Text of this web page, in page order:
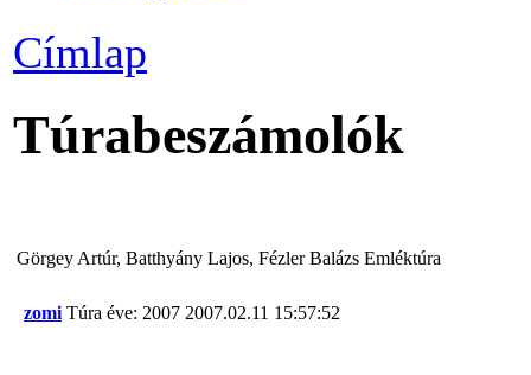
Címlap
Túrabeszámolók
Görgey Artúr, Batthyány Lajos, Fézler Balázs Emléktúra
zomi Túra éve: 2007 2007.02.11 15:57:52